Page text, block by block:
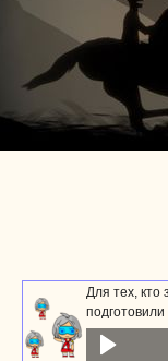
Для тех,
подготовили